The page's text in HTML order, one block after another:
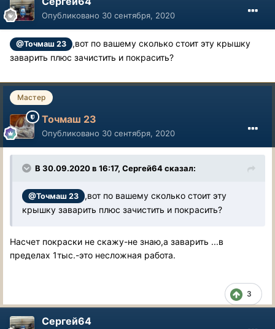
Опубликовано 30 сентября, 2020
@Точмаш 23
,вот по вашему сколько стоит эту крышку
заварить плюс зачистить и покрасить?
Мастер
Точмаш 23
Опубликовано 30 сентября, 2020
В 30.09.2020 в 16:17, Сергей64 сказал:
@Точмаш 23
,вот по вашему сколько стоит эту
крышку заварить плюс зачистить и покрасить?
Насчет покраски не скажу-не знаю,а заварить ...в
пределах 1тыс.-это несложная работа.
3
Сергей64